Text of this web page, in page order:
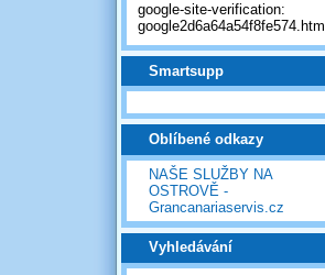
google-site-verification:
google2d6a64a54f8fe574.html
Smartsupp
Oblíbené odkazy
NAŠE SLUŽBY NA
OSTROVĚ -
Grancanariaservis.cz
Vyhledávání